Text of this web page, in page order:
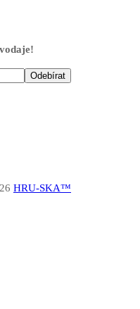
HRU-SKA™